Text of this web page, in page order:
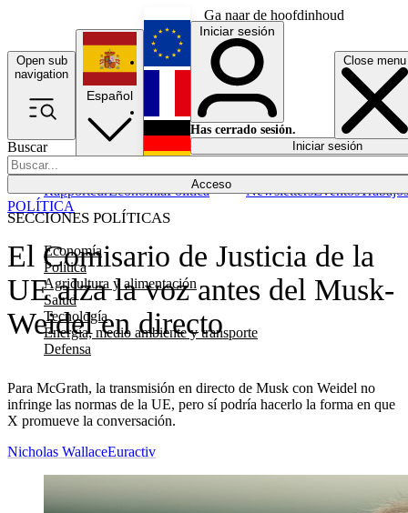
Ga naar de hoofdinhoud
Open sub
navigation
Close menu
Buscar
Acceso
SECCIONES POLÍTICAS
Economía
Política
Agricultura y alimentación
Salud
Tecnología
Energía, medio ambiente y transporte
Defensa
RapporteurEconomíaPolítica NewslettersEventosTrabajos
Español
English
Français
Iniciar sesión
Has cerrado sesión.
Iniciar sesión
El Comisario de Justicia de la
UE alza la voz antes del Musk-
Weidel en directo
Para McGrath, la transmisión en directo de Musk con Weidel no
infringe las normas de la UE, pero sí podría hacerlo la forma en que
X promueve la conversación.
POLÍTICA
Nicholas WallaceEuractiv